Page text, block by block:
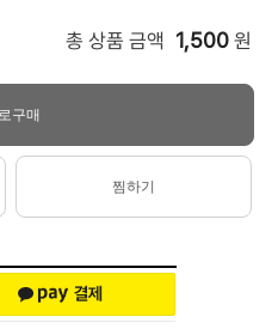
총 상품 금액 1,500 원
구매
찜하기